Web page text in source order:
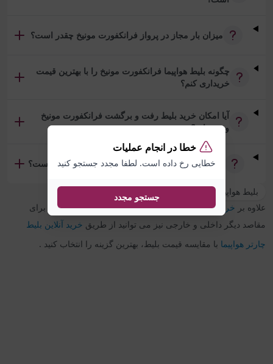
خطا در انجام عملیات
خطایی رخ داده است. لطفا مجدد جستجو کنید
جستجو مجدد
میزان بار مجاز در پرواز فرانکفورت مونیخ چقدر است؟
چگونه بلیط هواپیما فرانکفورت مونیخ را با بهترین قیمت
خریداری کنم؟
آیا امکان خرید بلیط رفت و برگشت فرانکفورت مونیخ
وجود دارد؟
تفاوت بلیط چارتر و سیستمی فرانکفورت مونیخ چیست؟
بلیط هواپیما مونیخ به فرانکفورت
علاوه بر خرید بلیط هواپیما فرانکفورتبهمونیخ
، در چارتر 118 برای
مقاصد دیگر داخلی و خارجی نیز می توانید از طریق خرید آنلاین بلیط
چارتر هواپیما با مقایسه قیمت بلیط، بهترین گزینه را انتخاب کنید .